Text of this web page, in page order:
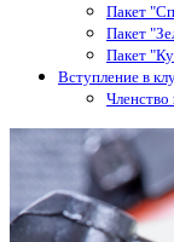
Пакет
Пакет
Пакет
Вступление в
Членство